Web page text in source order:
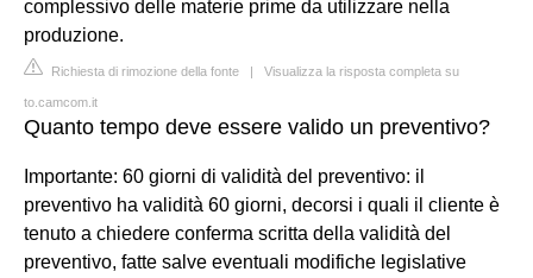
complessivo delle materie prime da utilizzare nella
produzione.
Richiesta di rimozione della fonte | Visualizza la risposta completa su
to.camcom.it
Quanto tempo deve essere valido un preventivo?
Importante: 60 giorni di validità del preventivo: il
preventivo ha validità 60 giorni, decorsi i quali il cliente è
tenuto a chiedere conferma scritta della validità del
preventivo, fatte salve eventuali modifiche legislative